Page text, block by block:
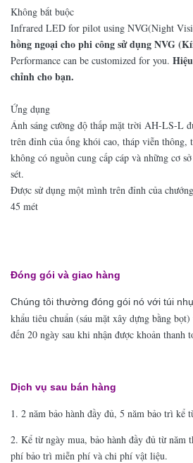
Không bắt buộc
Infrared LED for pilot using NVG(Night
hồng ngoại cho phi công sử dụng NVG
Performance can be customized for you.
chỉnh cho bạn.
Ứng dụng
Ánh sáng cường độ thấp mặt trời AH-LS-L
trên đỉnh của ống khói cao, tháp viễn thông,
không có nguồn cung cấp cáp và những cơ
sét.
Được sử dụng một mình trên đỉnh của
45 mét
Đóng gói và giao hàng
Chúng tôi thường đóng gói nó với túi
khẩu tiêu chuẩn (sáu mặt xây dựng bằng
đến 20 ngày sau khi nhận được khoản thanh
Dịch vụ sau bán hàng
1. 2 năm bảo hành đầy đủ, 5 năm bảo trì kể
2. Kể từ ngày mua, bảo hành đầy đủ từ năm
phí bảo trì miễn phí và chi phí vật liệu.